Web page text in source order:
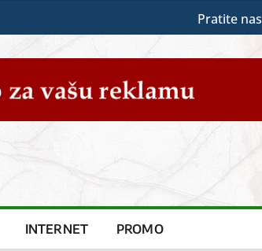
Pratite nas
INTERNET PROMO